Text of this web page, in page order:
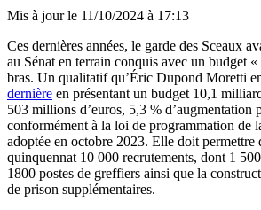
Mis à jour le 11/10/2024 à 17:13
Ces dernières années, le garde des Sceaux
au Sénat en terrain conquis avec un budget
bras. Un qualitatif qu’Éric Dupond Moretti
dernière en présentant un budget 10,1
503 millions d’euros, 5,3 % d’augmentation
conformément à la loi de programmation de
adoptée en octobre 2023. Elle doit permettre
quinquennat 10 000 recrutements, dont 1
1800 postes de greffiers ainsi que la
de prison supplémentaires.